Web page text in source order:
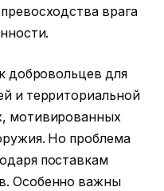
врага
добровольцев для
и территориальной
мотивированных
Но проблема
поставкам
Особенно важны